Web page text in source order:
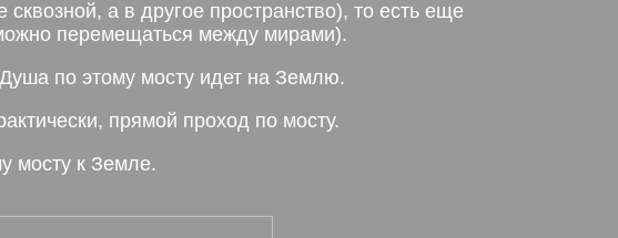
а в другое пространство), то есть еще
перемещаться между мирами).
по этому мосту идет на Землю.
прямой проход по мосту.
мосту к Земле.